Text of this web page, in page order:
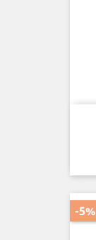
-5%